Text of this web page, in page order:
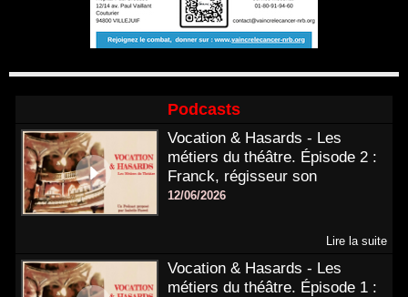
Podcasts
Vocation & Hasards - Les
métiers du théâtre. Épisode 2 :
Franck, régisseur son
12/06/2026
Lire la suite
Vocation & Hasards - Les
métiers du théâtre. Épisode 1 :